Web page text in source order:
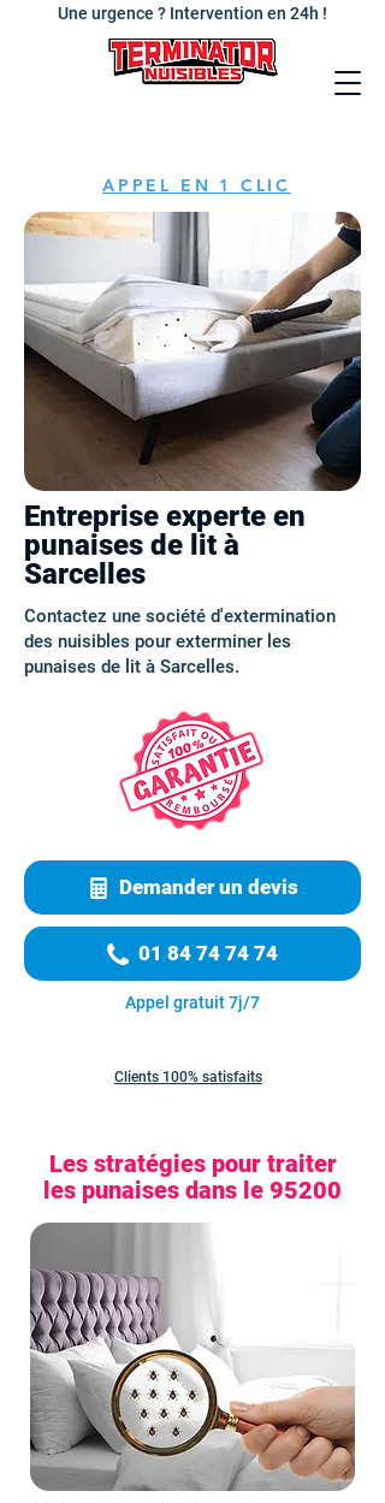
Une urgence ? Intervention en 24h !
APPEL EN 1 CLIC
Entreprise experte en
punaises de lit à
Sarcelles
Contactez une société d'extermination
des nuisibles pour exterminer les
punaises de lit à Sarcelles.
Demander un devis
01 84 74 74 74
Appel gratuit 7j/7
Clients 100% satisfaits
Les stratégies pour traiter
les punaises dans le 95200